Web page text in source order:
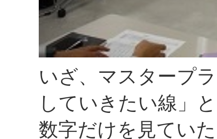
いざ、マスタープ
していきたい線」
数字だけを見てい